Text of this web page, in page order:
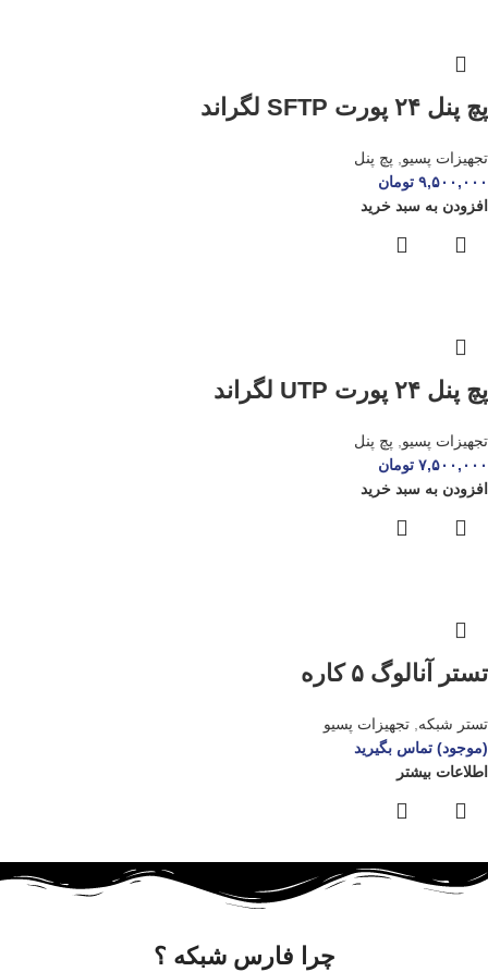
پچ پنل ۲۴ پورت SFTP لگراند
تجهیزات پسیو, پچ پنل
۹,۵۰۰,۰۰۰ تومان
افزودن به سبد خرید
پچ پنل ۲۴ پورت UTP لگراند
تجهیزات پسیو, پچ پنل
۷,۵۰۰,۰۰۰ تومان
افزودن به سبد خرید
تستر آنالوگ ۵ کاره
تستر شبکه, تجهیزات پسیو
(موجود) تماس بگیرید
اطلاعات بیشتر
چرا فارس شبکه ؟